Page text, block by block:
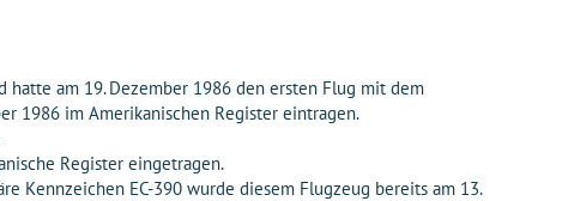
am 19. Dezember 1986 den ersten Flug mit dem
1986 im Amerikanischen Register eintragen.
Register eingetragen.
Kennzeichen EC-390 wurde diesem Flugzeug bereits am 13.